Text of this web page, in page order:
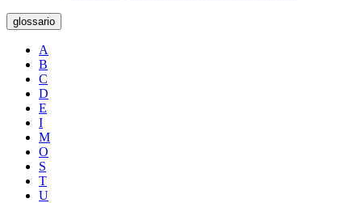
glossario
A
B
C
D
E
I
M
O
S
T
U